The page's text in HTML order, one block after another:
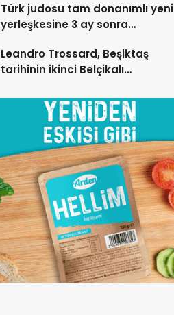
Türk judosu tam donanımlı yeni
yerleşkesine 3 ay sonra
Leandro Trossard, Beşiktaş
tarihinin ikinci Belçikalı